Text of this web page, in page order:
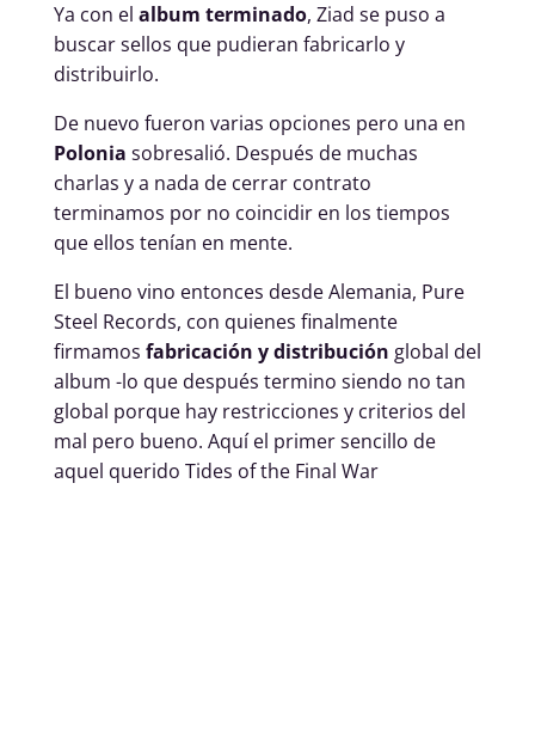
Ya con el album terminado, Ziad se puso a
buscar sellos que pudieran fabricarlo y
distribuirlo.
De nuevo fueron varias opciones pero una en
Polonia sobresalió. Después de muchas
charlas y a nada de cerrar contrato
terminamos por no coincidir en los tiempos
que ellos tenían en mente.
El bueno vino entonces desde Alemania, Pure
Steel Records, con quienes finalmente
firmamos fabricación y distribución global del
album -lo que después termino siendo no tan
global porque hay restricciones y criterios del
mal pero bueno. Aquí el primer sencillo de
aquel querido Tides of the Final War